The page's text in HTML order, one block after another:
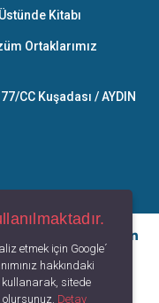
Kitabı
Ortaklarımız
CC Kuşadası / AYDIN
Kullanım
Koşulları
etmek için Google´
hakkındaki
kullanarak, sitede
olursunuz. Detay